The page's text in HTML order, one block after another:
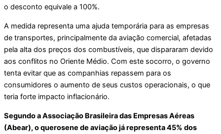
o desconto equivale a 100%.
A medida representa uma ajuda temporária para as empresas
de transportes, principalmente da aviação comercial, afetadas
pela alta dos preços dos combustíveis, que dispararam devido
aos conflitos no Oriente Médio. Com este socorro, o governo
tenta evitar que as companhias repassem para os
consumidores o aumento de seus custos operacionais, o que
teria forte impacto inflacionário.
Segundo a Associação Brasileira das Empresas Aéreas
(Abear), o querosene de aviação já representa 45% dos